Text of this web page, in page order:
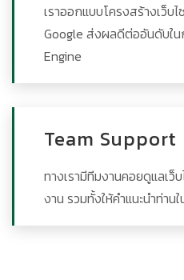
เราออกแบบโครงสร้างเว็บ
Google ส่งผลดีต่ออันดับใน
Engine
Team Support
ทางเรามีทีมงานคอยดูแลเ
งาน รวมทั้งให้คำแนะนำท่าน